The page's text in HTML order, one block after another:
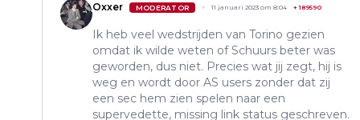
Oxxer MODERATOR 11 januari 2023 om 8:04 +189590
Ik heb veel wedstrijden van Torino gezien
omdat ik wilde weten of Schuurs beter was
geworden, dus niet. Precies wat jij zegt, hij is
weg en wordt door AS users zonder dat zij
een sec hem zien spelen naar een
supervedette, missing link status geschreven.